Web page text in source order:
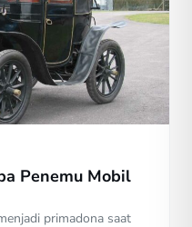
Penemu Mobil
primadona saat